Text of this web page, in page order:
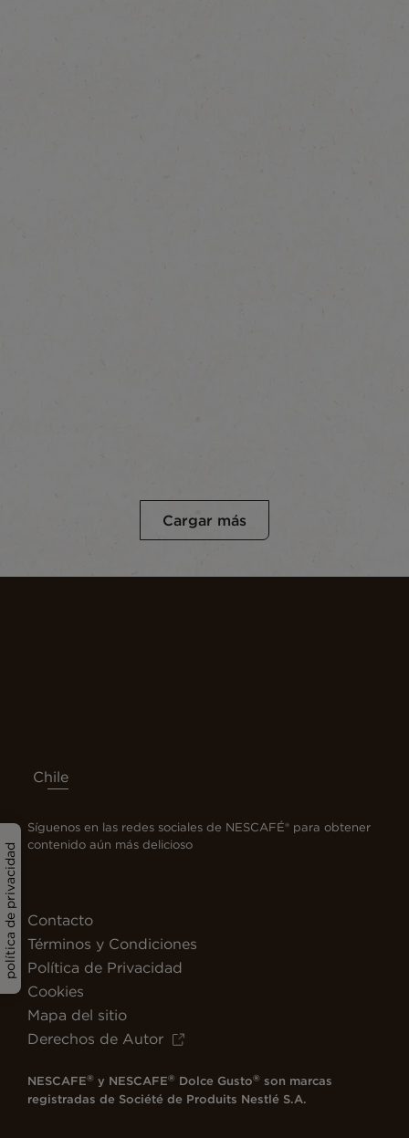
Cargar más
política de privacidad
Chile
Síguenos en las redes sociales de NESCAFÉ® para obtener
contenido aún más delicioso
Contacto
Términos y Condiciones
Política de Privacidad
Cookies
Mapa del sitio
Derechos de Autor
NESCAFE® y NESCAFE® Dolce Gusto® son marcas
registradas de Société de Produits Nestlé S.A.